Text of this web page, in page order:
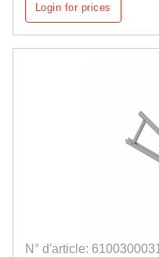
Login for prices
N° d'article: 6100300031